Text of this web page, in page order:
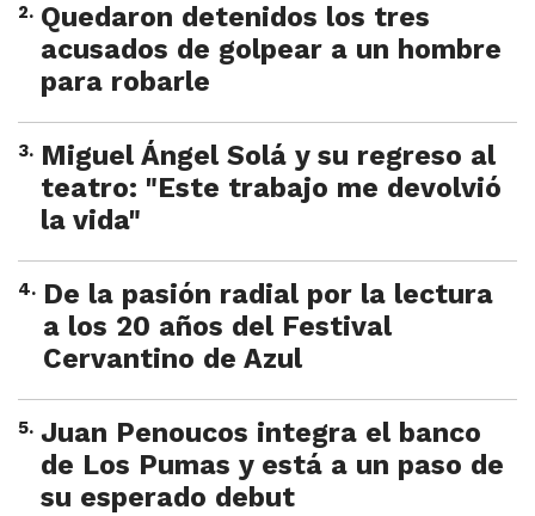
2. Quedaron detenidos los tres
acusados de golpear a un hombre
para robarle
3. Miguel Ángel Solá y su regreso al
teatro: "Este trabajo me devolvió
la vida"
4. De la pasión radial por la lectura
a los 20 años del Festival
Cervantino de Azul
5. Juan Penoucos integra el banco
de Los Pumas y está a un paso de
su esperado debut